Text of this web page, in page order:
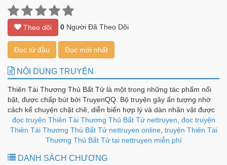
Theo dõi 0 Người Đã Theo Dõi
Đọc từ đầu Đọc mới nhất
NỘI DUNG TRUYỆN
Thiên Tài Thương Thủ Bất Tử là một trong những tác phẩm nổi
bật, được chấp bút bởi TruyenQQ. Bộ truyện gây ấn tượng nhờ
cách kể chuyện chặt chẽ, diễn biến hợp lý và dàn nhân vật được
xây dựng có chiều sâu, tạo nên sức hút bền bỉ theo từng chương.
đọc truyện Thiên Tài Thương Thủ Bất Tử nettruyen đọc truyện
Thiên Tài Thương Thủ Bất Tử nettruyen online, truyện Thiên Tài
Thương Thủ Bất Tử tại nettruyen miễn phí
DANH SÁCH CHƯƠNG